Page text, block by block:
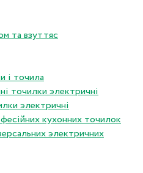
та взуттяс
і точила
точилки электричнi
электричнi
кухонних точилок
электричних